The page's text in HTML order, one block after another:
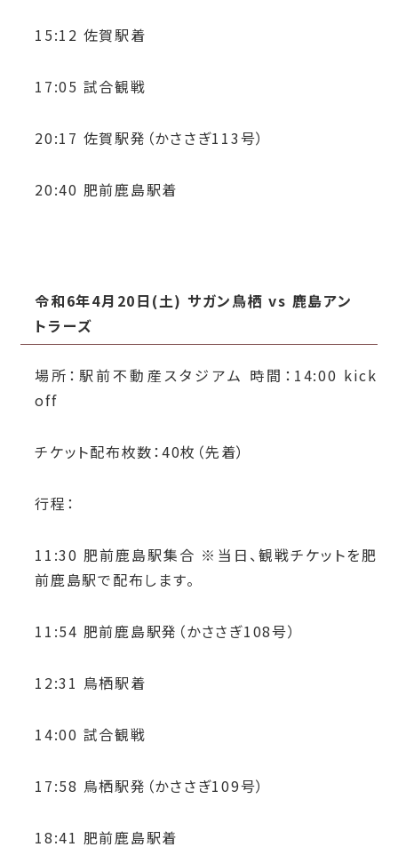
15:12 佐賀駅着
17:05 試合観戦
20:17 佐賀駅発（かささぎ113号）
20:40 肥前鹿島駅着
令和6年4月20日(土) サガン鳥栖 vs 鹿島アン
トラーズ
場所：駅前不動産スタジアム 時間：14:00 kick
off
チケット配布枚数：40枚（先着）
行程：
11:30 肥前鹿島駅集合 ※当日、観戦チケットを肥
前鹿島駅で配布します。
11:54 肥前鹿島駅発（かささぎ108号）
12:31 鳥栖駅着
14:00 試合観戦
17:58 鳥栖駅発（かささぎ109号）
18:41 肥前鹿島駅着